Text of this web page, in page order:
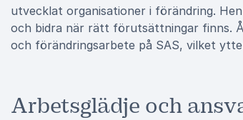
utvecklat organisationer i förändring.
och bidra när rätt förutsättningar finns.
och förändringsarbete på SAS, vilket
Arbetsglädje och